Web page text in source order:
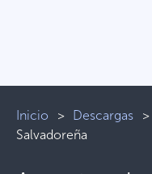
Inicio > Descargas
Salvadoreña